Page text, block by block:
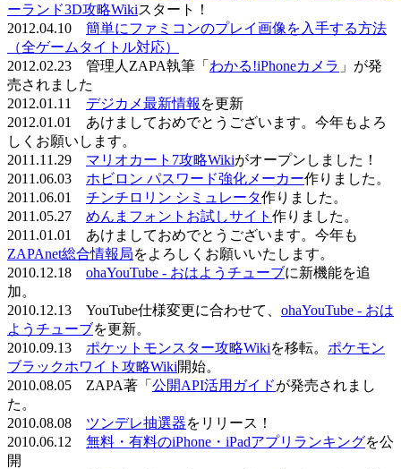
ーランド3D攻略Wikiスタート！
2012.04.10 簡単にファミコンのプレイ画像を入手する方法
（全ゲームタイトル対応）
2012.02.23 管理人ZAPA執筆「 わかる!iPhoneカメラ 」が発
売されました
2012.01.11 デジカメ最新情報 を更新
2012.01.01 あけましておめでとうございます。今年もよろ
しくお願いします。
2011.11.29 マリオカート7攻略Wikiがオープンしました！
2011.06.03 ホビロン パスワード強化メーカー作りました。
2011.06.01 チンチロリン シミュレータ作りました。
2011.05.27 めんまフォントお試しサイト 作りました。
2011.01.01 あけましておめでとうございます。今年も
ZAPAnet総合情報局をよろしくお願いいたします。
2010.12.18 ohaYouTube - おはようチューブに新機能を追
加。
2010.12.13 YouTube仕様変更に合わせて、 ohaYouTube - おは
ようチューブを更新。
2010.09.13 ポケットモンスター攻略Wikiを移転。 ポケモン
ブラックホワイト攻略Wiki開始。
2010.08.05 ZAPA著「 公開API活用ガイドが発売されまし
た。
2010.08.08 ツンデレ抽選器をリリース！
2010.06.12 無料・有料のiPhone・iPadアプリランキングを公
開